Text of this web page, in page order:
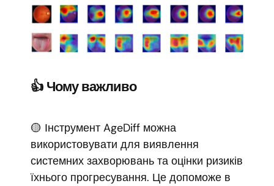
👍 Чому важливо
🟡 Інструмент AgeDiff можна
використовувати для виявлення
системних захворювань та оцінки ризиків
їхнього прогресування. Це допоможе в